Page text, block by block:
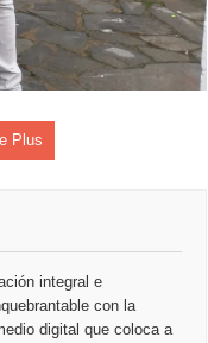
Plus
integral e
con la
digital que coloca a